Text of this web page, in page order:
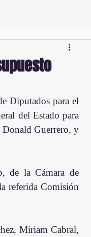
Diputados para el
del Estado para
Donald Guerrero, y
de la Cámara de
referida Comisión
Miriam Cabral,